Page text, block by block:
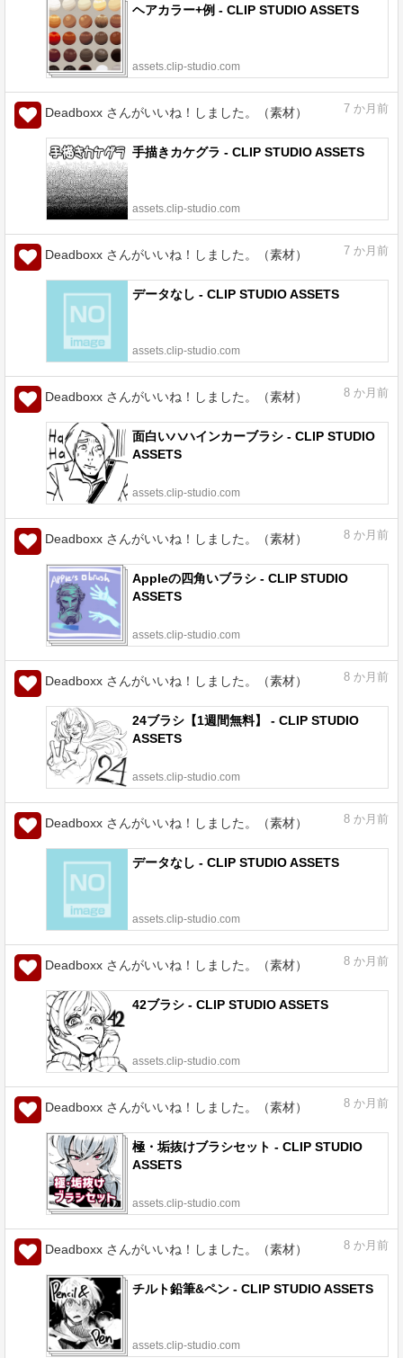
ヘアカラー+例 - CLIP STUDIO ASSETS
assets.clip-studio.com
Deadboxx さんがいいね！しました。（素材） 7 か月前
手描きカケグラ - CLIP STUDIO ASSETS
assets.clip-studio.com
Deadboxx さんがいいね！しました。（素材） 7 か月前
データなし - CLIP STUDIO ASSETS
assets.clip-studio.com
Deadboxx さんがいいね！しました。（素材） 8 か月前
面白いハハインカーブラシ - CLIP STUDIO
ASSETS
assets.clip-studio.com
Deadboxx さんがいいね！しました。（素材） 8 か月前
Appleの四角いブラシ - CLIP STUDIO
ASSETS
assets.clip-studio.com
Deadboxx さんがいいね！しました。（素材） 8 か月前
24ブラシ【1週間無料】 - CLIP STUDIO
ASSETS
assets.clip-studio.com
Deadboxx さんがいいね！しました。（素材） 8 か月前
データなし - CLIP STUDIO ASSETS
assets.clip-studio.com
Deadboxx さんがいいね！しました。（素材） 8 か月前
42ブラシ - CLIP STUDIO ASSETS
assets.clip-studio.com
Deadboxx さんがいいね！しました。（素材） 8 か月前
極・垢抜けブラシセット - CLIP STUDIO
ASSETS
assets.clip-studio.com
Deadboxx さんがいいね！しました。（素材） 8 か月前
チルト鉛筆&ペン - CLIP STUDIO ASSETS
assets.clip-studio.com